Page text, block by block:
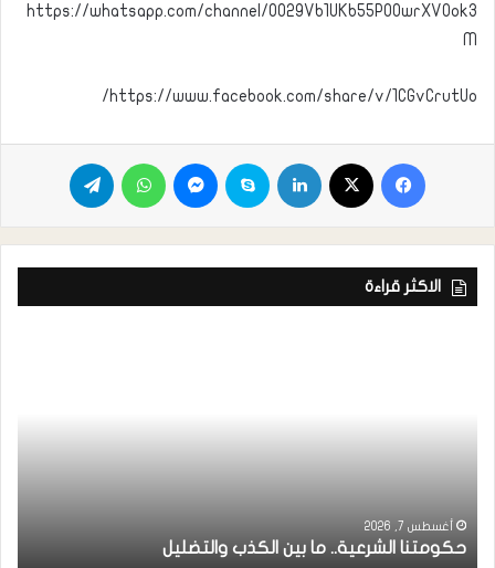
https://whatsapp.com/channel/0029Vb1UKb55PO0wrXVOok3
M
https://www.facebook.com/share/v/1CGvCrutUo/
الاكثر قراءة
أغسطس 7, 2026
حكومتنا الشرعية.. ما بين الكذب والتضليل